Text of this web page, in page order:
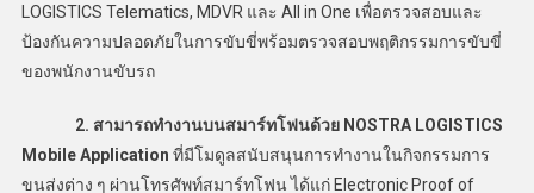
LOGISTICS Telematics, MDVR และ All in One เพื่อตรวจสอบและ
ป้องกันความปลอดภัยในการขับขี่พร้อมตรวจสอบพฤติกรรมการขับขี่
ของพนักงานขับรถ
2. สามารถทำงานบนสมาร์ทโฟนด้วย NOSTRA LOGISTICS
Mobile Application ที่มีโมดูลสนับสนุนการทำงานในกิจกรรมการ
ขนส่งต่าง ๆ ผ่านโทรศัพท์สมาร์ทโฟน ได้แก่ Electronic Proof of